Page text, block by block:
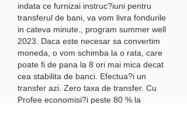
indata ce furnizai instruc?iuni pentru
transferul de bani, va vom livra fondurile
in cateva minute., program summer well
2023. Daca este necesar sa convertim
moneda, o vom schimba la o rata, care
poate fi de pana la 8 ori mai mica decat
cea stabilita de banci. Efectua?i un
transfer azi. Zero taxa de transfer. Cu
Profee economisi?i peste 80 % la